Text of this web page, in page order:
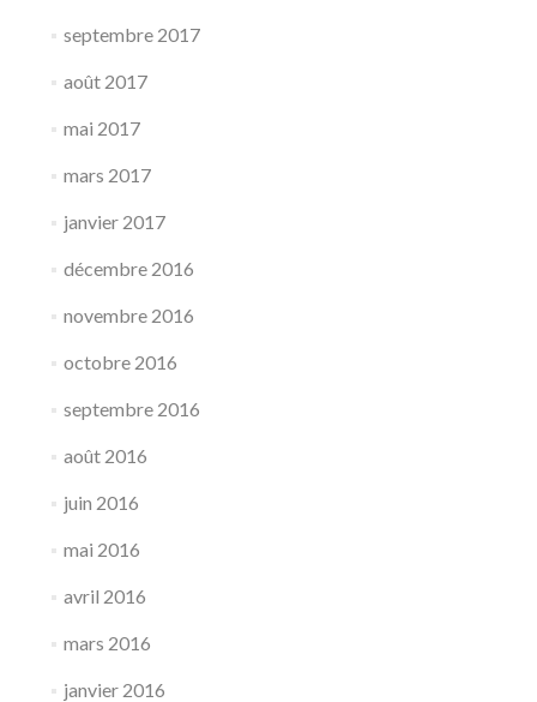
septembre 2017
août 2017
mai 2017
mars 2017
janvier 2017
décembre 2016
novembre 2016
octobre 2016
septembre 2016
août 2016
juin 2016
mai 2016
avril 2016
mars 2016
janvier 2016